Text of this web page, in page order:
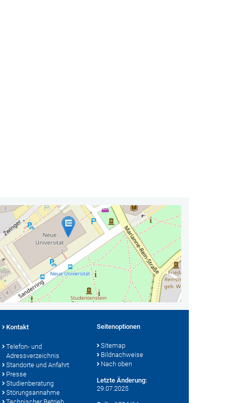
Kontakt
Telefon- und
Adressverzeichnis
Standorte und Anfahrt
Presse
Studienberatung
Störungsannahme
Seitenoptionen
Sitemap
Bildnachweise
Nach oben
Letzte Änderung:
29.07.2025